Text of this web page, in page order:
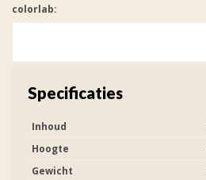
colorlab:
Specificaties
Inhoud
Hoogte
Gewicht